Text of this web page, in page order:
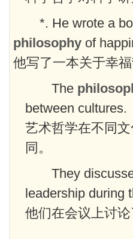
*. He wrote a
philosophy of
他写了一本关于幸福
The
between cultures.
艺术哲学在不同
同。
They
leadership during
他们在会议上讨论